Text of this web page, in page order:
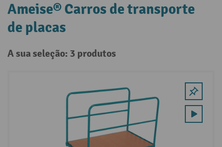
Ameise® Carros de transporte
de placas
A sua seleção: 3 produtos